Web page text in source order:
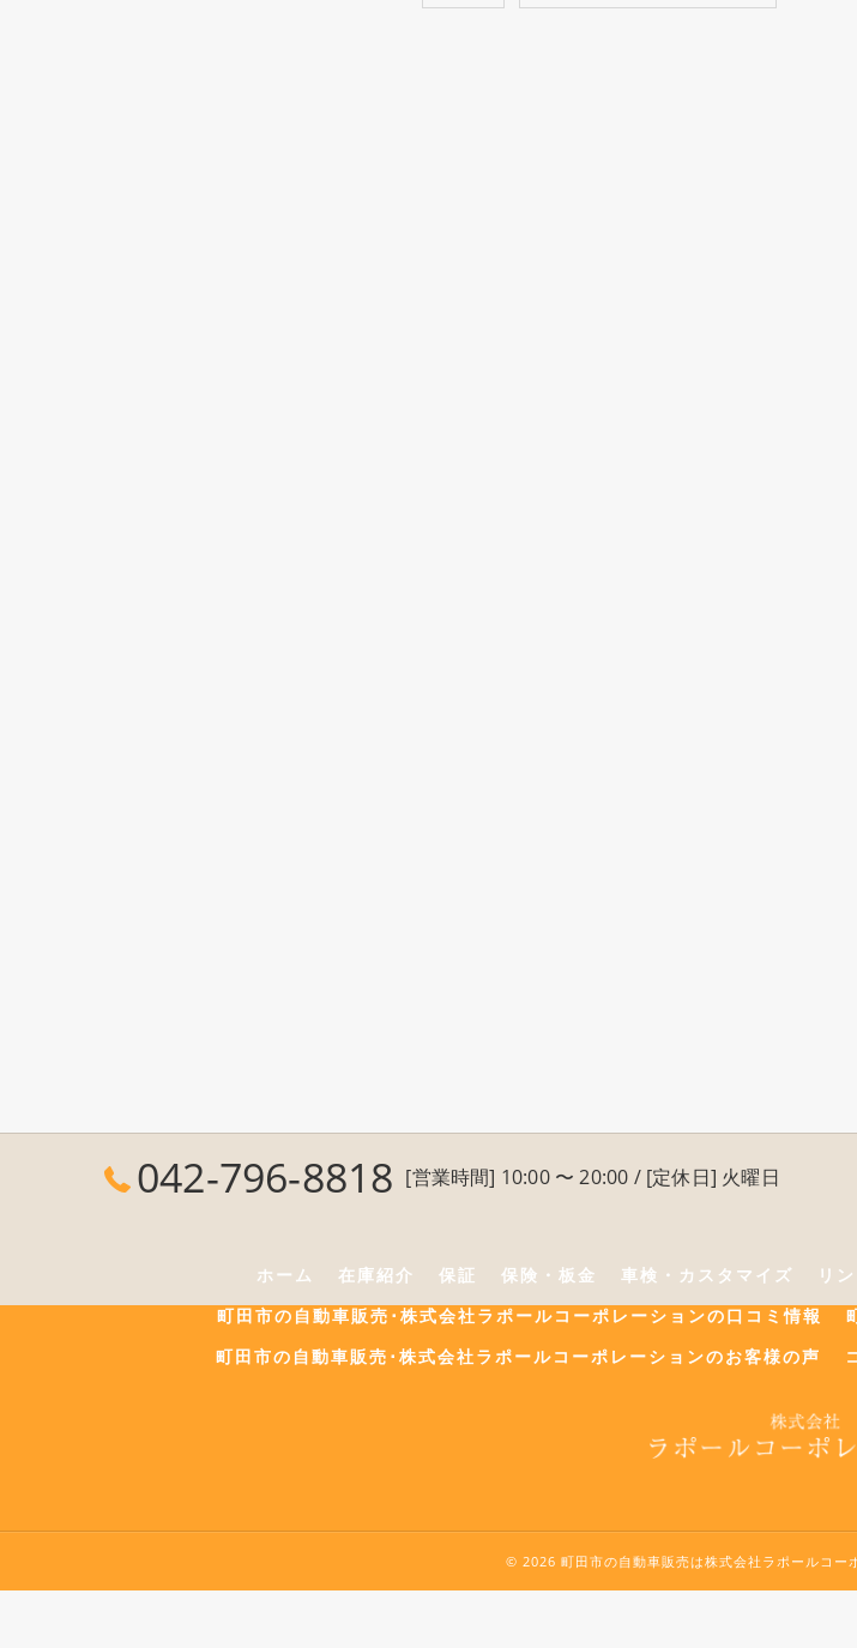
042-796-8818 [営業時間] 10:00 〜 20:00 / [定休日] 火曜日
ホーム 在庫紹介 保証 保険・板金 車検・カスタマイズ リ
町田市の自動車販売･株式会社ラポールコーポレーションの口コミ情報
町田市の自動車販売･株式会社ラポールコーポレーションのお客様の声
© 2026 町田市の自動車販売は株式会社ラポールコー